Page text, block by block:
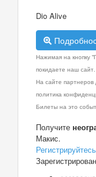
Dio Alive
Нажимая на кнопку
покидаете наш сайт.
На сайте партнеров
политика
Билеты на это
Получите
Макис.
Регистрируйтесь